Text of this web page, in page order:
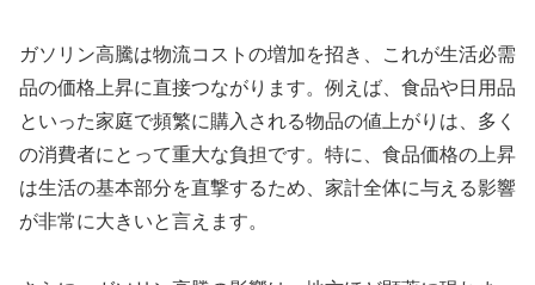
ガソリン高騰は物流コストの増加を招き、これが生活必需
品の価格上昇に直接つながります。例えば、食品や日用品
といった家庭で頻繁に購入される物品の値上がりは、多く
の消費者にとって重大な負担です。特に、食品価格の上昇
は生活の基本部分を直撃するため、家計全体に与える影響
が非常に大きいと言えます。